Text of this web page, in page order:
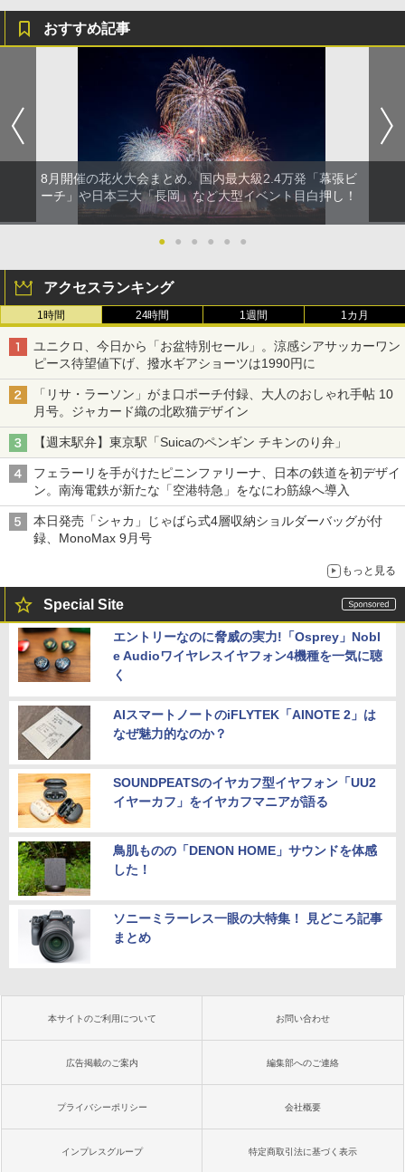
おすすめ記事
8月開催の花火大会まとめ。国内最大級2.4万発「幕張ビ
ーチ」や日本三大「長岡」など大型イベント目白押し！
● ● ● ● ● ●
アクセスランキング
1時間 24時間 1週間 1カ月
ユニクロ、今日から「お盆特別セール」。涼感シアサッカーワン
ピース待望値下げ、撥水ギアショーツは1990円に
「リサ・ラーソン」がま口ポーチ付録、大人のおしゃれ手帖 10
月号。ジャカード織の北欧猫デザイン
【週末駅弁】東京駅「Suicaのペンギン チキンのり弁」
フェラーリを手がけたピニンファリーナ、日本の鉄道を初デザイ
ン。南海電鉄が新たな「空港特急」をなにわ筋線へ導入
本日発売「シャカ」じゃばら式4層収納ショルダーバッグが付
録、MonoMax 9月号
もっと見る
Special Site
エントリーなのに脅威の実力!「Osprey」Nobl
e Audioワイヤレスイヤフォン4機種を一気に聴
く
AIスマートノートのiFLYTEK「AINOTE 2」は
なぜ魅力的なのか？
SOUNDPEATSのイヤカフ型イヤフォン「UU2
イヤーカフ」をイヤカフマニアが語る
鳥肌ものの「DENON HOME」サウンドを体感
した！
ソニーミラーレス一眼の大特集！ 見どころ記事
まとめ
本サイトのご利用について お問い合わせ
広告掲載のご案内 編集部へのご連絡
プライバシーポリシー 会社概要
インプレスグループ 特定商取引法に基づく表示